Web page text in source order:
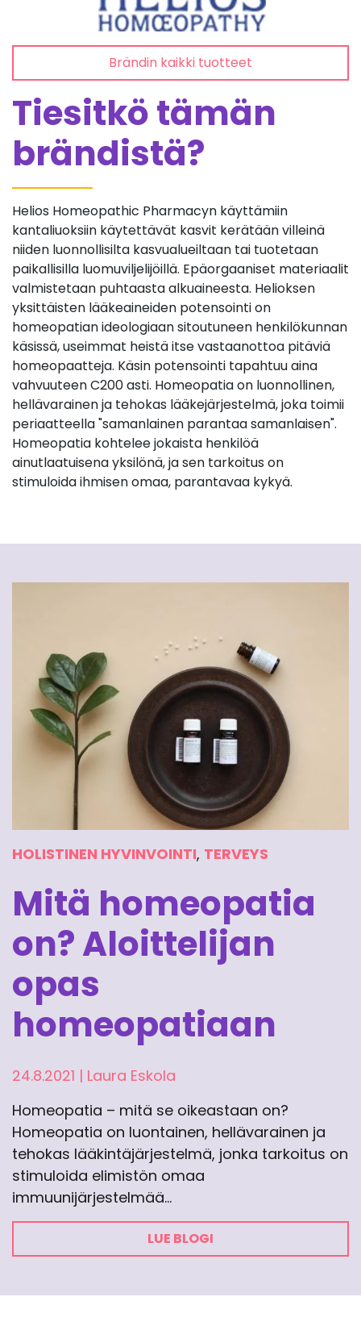
Brändin kaikki tuotteet
Tiesitkö tämän
brändistä?
Helios Homeopathic Pharmacyn käyttämiin
kantaliuoksiin käytettävät kasvit kerätään villeinä
niiden luonnollisilta kasvualueiltaan tai tuotetaan
paikallisilla luomuviljelijöillä. Epäorgaaniset materiaalit
valmistetaan puhtaasta alkuaineesta. Helioksen
yksittäisten lääkeaineiden potensointi on
homeopatian ideologiaan sitoutuneen henkilökunnan
käsissä, useimmat heistä itse vastaanottoa pitäviä
homeopaatteja. Käsin potensointi tapahtuu aina
vahvuuteen C200 asti. Homeopatia on luonnollinen,
hellävarainen ja tehokas lääkejärjestelmä, joka toimii
periaatteella "samanlainen parantaa samanlaisen".
Homeopatia kohtelee jokaista henkilöä
ainutlaatuisena yksilönä, ja sen tarkoitus on
stimuloida ihmisen omaa, parantavaa kykyä.
HOLISTINEN HYVINVOINTI, TERVEYS
Mitä homeopatia
on? Aloittelijan
opas
homeopatiaan
24.8.2021 | Laura Eskola
Homeopatia – mitä se oikeastaan on?
Homeopatia on luontainen, hellävarainen ja
tehokas lääkintäjärjestelmä, jonka tarkoitus on
stimuloida elimistön omaa
immuunijärjestelmää…
LUE BLOGI